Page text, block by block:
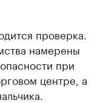
проверка.
намерены
при
центре, а